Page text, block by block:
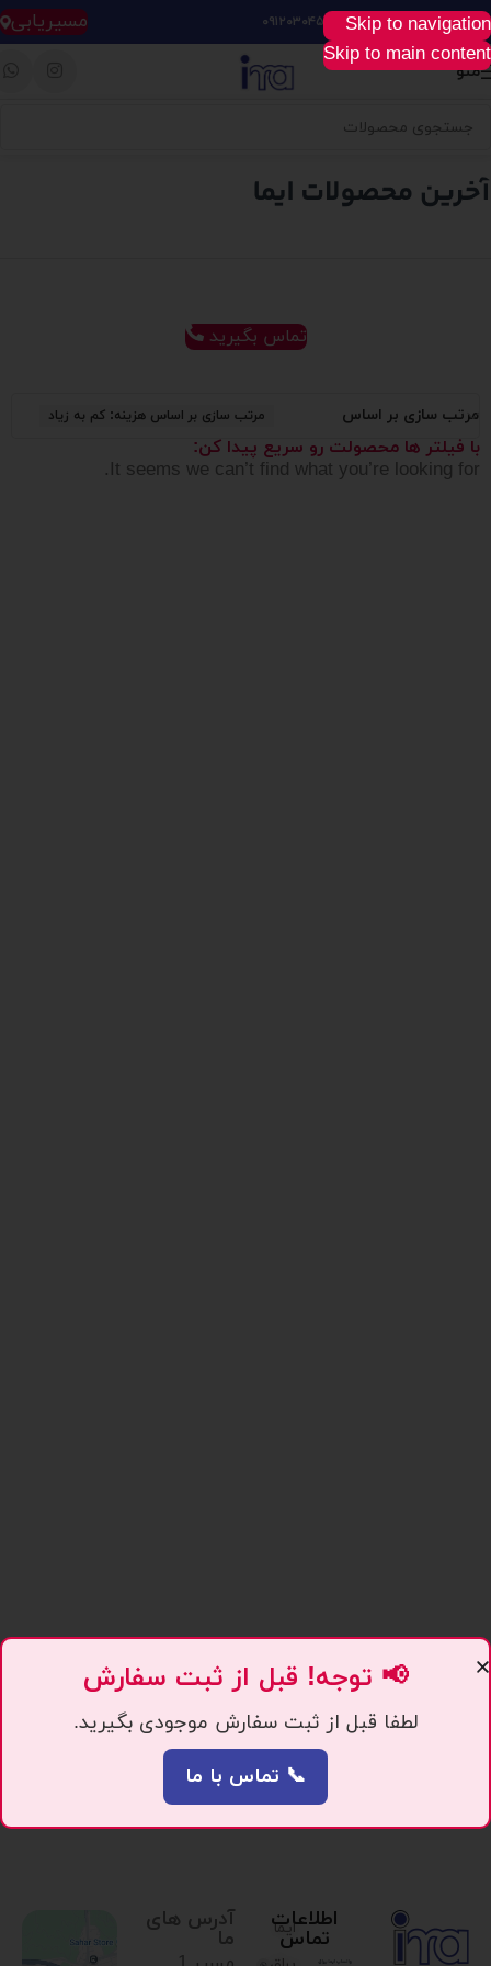
Skip to navigation
Skip to main content
خرید آسان، سریع و راحت : ۰۹۱۲۰۳۰۴۵۲۸ مسیریابی
منو
تماس بگیرید
مرتب سازی بر اساس مرتب سازی بر اساس هزینه: کم به زیاد
با فیلتر ها محصولت رو سریع پیدا کن:
It seems we can’t find what you’re looking for.
ایما
اطلاعات
تماس
آدرس های
ما
📢 توجه! قبل از ثبت سفارش
لطفا قبل از ثبت سفارش موجودی بگیرید.
📞 تماس با ما